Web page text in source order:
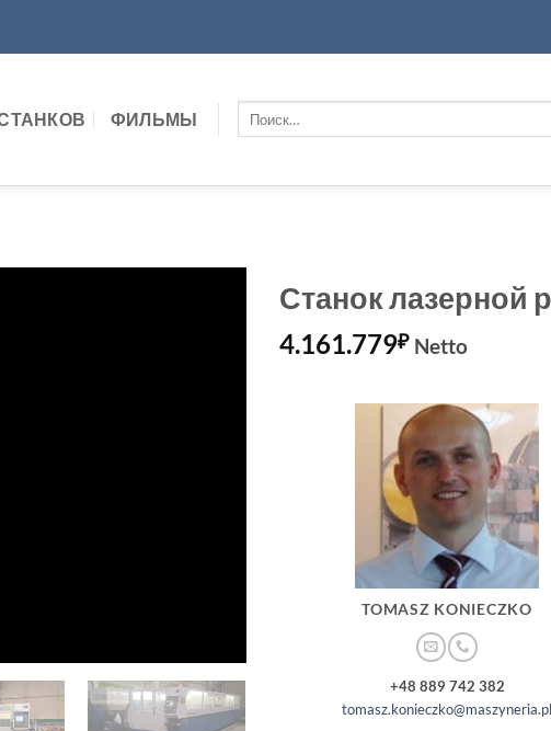
ФИЛЬМЫ Искать:
Станок лазерной
4.161.779₽ Netto
TOMASZ KONIECZKO
+48 889 742 382
tomasz.konieczko@maszyneria.pl